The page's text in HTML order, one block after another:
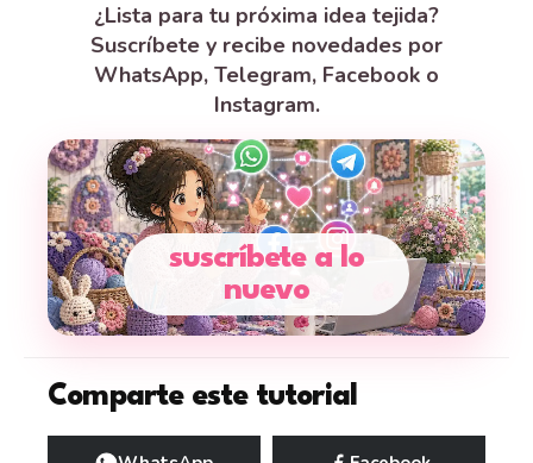
¿Lista para tu próxima idea tejida?
Suscríbete y recibe novedades por
WhatsApp, Telegram, Facebook o
Instagram.
suscríbete a lo
nuevo
Comparte este tutorial